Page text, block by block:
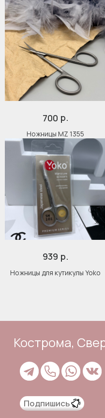
700 р.
Ножницы MZ 1355
939 р.
Ножницы для кутикулы Yoko
Адрес и контакты
Доставка и самовывоз
Система лояльности
Способы оплаты